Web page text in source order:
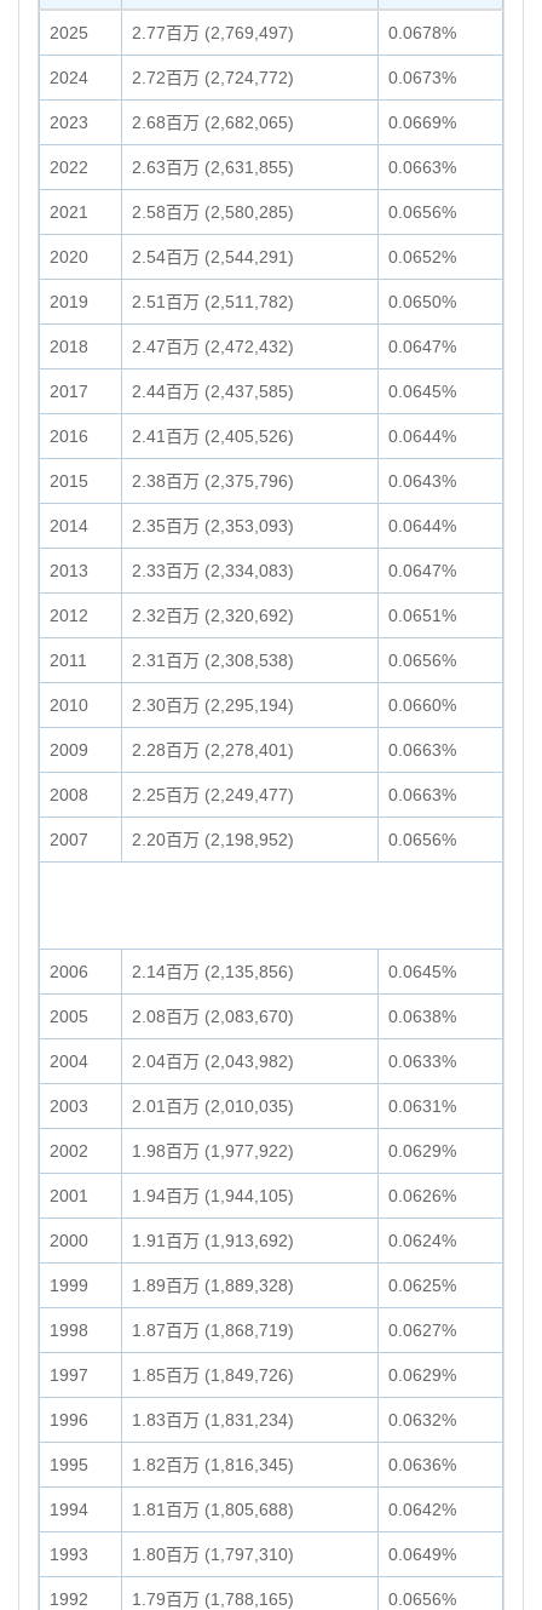
2025 2.77百万 (2,769,497) 0.0678%
2024 2.72百万 (2,724,772) 0.0673%
2023 2.68百万 (2,682,065) 0.0669%
2022 2.63百万 (2,631,855) 0.0663%
2021 2.58百万 (2,580,285) 0.0656%
2020 2.54百万 (2,544,291) 0.0652%
2019 2.51百万 (2,511,782) 0.0650%
2018 2.47百万 (2,472,432) 0.0647%
2017 2.44百万 (2,437,585) 0.0645%
2016 2.41百万 (2,405,526) 0.0644%
2015 2.38百万 (2,375,796) 0.0643%
2014 2.35百万 (2,353,093) 0.0644%
2013 2.33百万 (2,334,083) 0.0647%
2012 2.32百万 (2,320,692) 0.0651%
2011 2.31百万 (2,308,538) 0.0656%
2010 2.30百万 (2,295,194) 0.0660%
2009 2.28百万 (2,278,401) 0.0663%
2008 2.25百万 (2,249,477) 0.0663%
2007 2.20百万 (2,198,952) 0.0656%
2006 2.14百万 (2,135,856) 0.0645%
2005 2.08百万 (2,083,670) 0.0638%
2004 2.04百万 (2,043,982) 0.0633%
2003 2.01百万 (2,010,035) 0.0631%
2002 1.98百万 (1,977,922) 0.0629%
2001 1.94百万 (1,944,105) 0.0626%
2000 1.91百万 (1,913,692) 0.0624%
1999 1.89百万 (1,889,328) 0.0625%
1998 1.87百万 (1,868,719) 0.0627%
1997 1.85百万 (1,849,726) 0.0629%
1996 1.83百万 (1,831,234) 0.0632%
1995 1.82百万 (1,816,345) 0.0636%
1994 1.81百万 (1,805,688) 0.0642%
1993 1.80百万 (1,797,310) 0.0649%
1992 1.79百万 (1,788,165) 0.0656%